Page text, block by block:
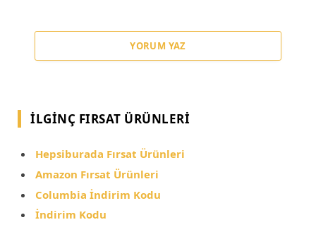
YORUM YAZ
İLGINÇ FIRSAT ÜRÜNLERI
Hepsiburada Fırsat Ürünleri
Amazon Fırsat Ürünleri
Columbia İndirim Kodu
İndirim Kodu